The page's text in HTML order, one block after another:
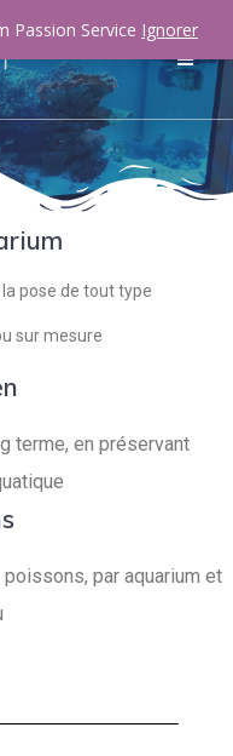
pose de tout type
sur mesure
terme, en préservant
par aquarium et
Passion Service Ignorer